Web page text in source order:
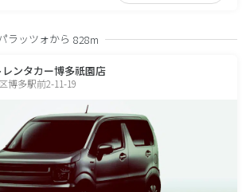
ラッツォから 828m
ンタカー博多祇園店
博多駅前2-11-19